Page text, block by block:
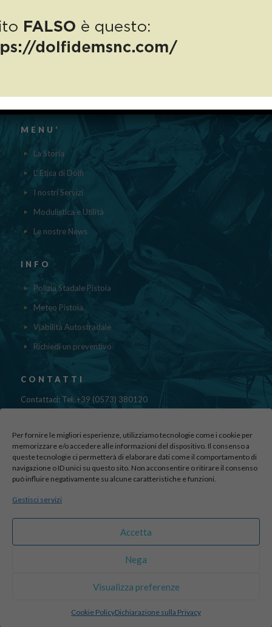
Per fornire le migliori esperienze, utilizziamo tecnologie come i cookie per
memorizzare e/o accedere alle informazioni del dispositivo. Il consenso a
queste tecnologie ci permetterà di elaborare dati come il comportamento di
navigazione o ID unici su questo sito. Non acconsentire o ritirare il consenso
può influire negativamente su alcune caratteristiche e funzioni.
Gestisci servizi
Accetta
Nega
Visualizza preferenze
Cookie PolicyDichiarazione sulla Privacy
PUBBLICAZIONE AIUTI DI STATO
MENU’
La Storia
L' Etica di Dolfi
I nostri Servizi
Modulistica e Utilità
Le nostre News
INFO
Polizia Stadale Pistoia
Meteo Pistoia
Viabilità Autostradale
Richiedi un preventivo
CONTATTI
Contattaci: Tel: +39 (0573) 380120
Fax: 39 (0573) 985420
Via di Canapale, 10
51100 PISTOIA
Find us here:
sito realizzato da
Reserved | Credits